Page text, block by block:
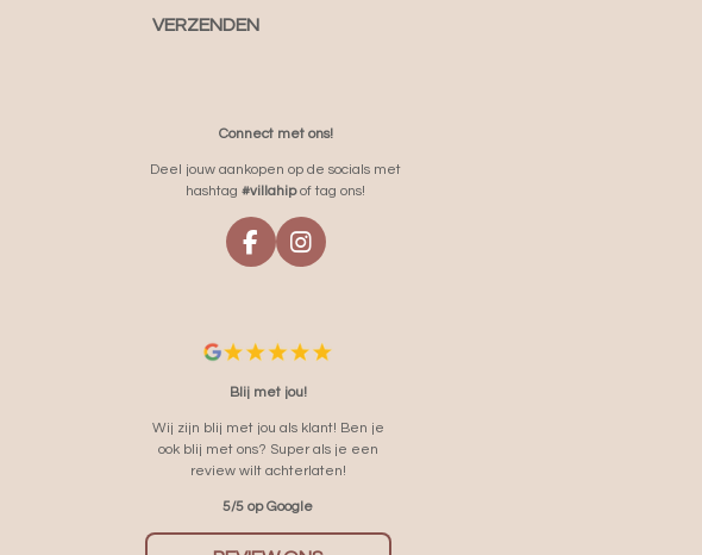
VERZENDEN
Connect met ons!
Deel jouw aankopen op de socials met
hashtag#villahipof tag ons!
F
A
B
O
O
I
N
A
G
R
M
Blij met jou!
Wij zijn blij met jou als klant! Ben je
ook blij met ons? Super als je een
review wilt achterlaten!
5/5 op Google